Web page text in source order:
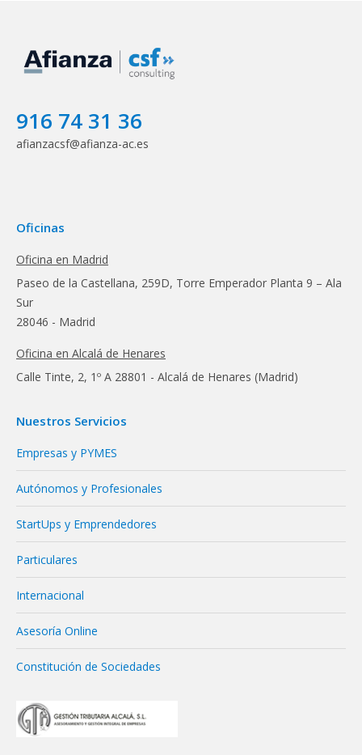
916 74 31 36
afianzacsf@afianza-ac.es
Oficinas
Oficina en Madrid
Paseo de la Castellana, 259D, Torre Emperador Planta 9 – Ala
Sur
28046 - Madrid
Oficina en Alcalá de Henares
Calle Tinte, 2, 1º A 28801 - Alcalá de Henares (Madrid)
Nuestros Servicios
Empresas y PYMES
Autónomos y Profesionales
StartUps y Emprendedores
Particulares
Internacional
Asesoría Online
Constitución de Sociedades